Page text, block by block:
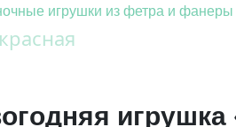
игрушки из фетра и фанеры
игрушка